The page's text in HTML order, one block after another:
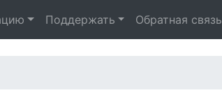
Поддержать Обратная связь